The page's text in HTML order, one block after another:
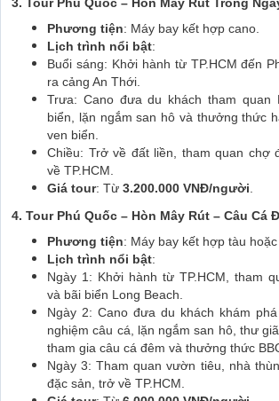
Phương tiện: Máy bay kết hợp cano.
Lịch trình nổi bật:
Buổi sáng: Khởi hành từ TP.HCM đến
ra cảng An Thới.
Trưa: Cano đưa du khách tham quan
biển, lặn ngắm san hô và thưởng thức
ven biển.
Chiều: Trở về đất liền, tham quan chợ
về TP.HCM.
Giá tour: Từ 3.200.000 VNĐ/người
4. Tour Phú Quốc – Hòn Mây Rút – Câu Cá
Phương tiện: Máy bay kết hợp tàu hoặc
Lịch trình nổi bật:
Ngày 1: Khởi hành từ TP.HCM, tham
và bãi biển Long Beach.
Ngày 2: Cano đưa du khách khám
nghiệm câu cá, lặn ngắm san hô, thư
tham gia câu cá đêm và thưởng thức
Ngày 3: Tham quan vườn tiêu, nhà
đặc sản, trở về TP.HCM.